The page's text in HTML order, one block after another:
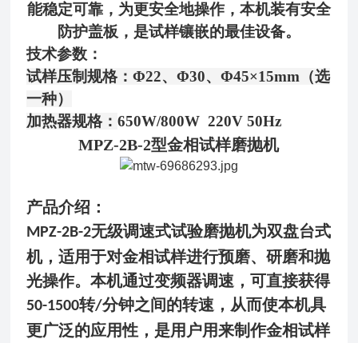
能稳定可靠，为更安全地操作，本机装有安全
防护盖板，是试样镶嵌的最佳设备。
技术参数：
试样压制规格：Φ22、Φ30、Φ45×15mm（选
一种）
加热器规格：650W/800W 220V 50Hz
MPZ-2B-2型金相试样磨抛机
产品介绍：
MPZ-2B-2无级调速式试验磨抛机为双盘台式
机，适用于对金相试样进行预磨、研磨和抛
光操作。本机通过变频器调速，可直接获得
50-1500转/分钟之间的转速，从而使本机具
更广泛的应用性，是用户用来制作金相试样